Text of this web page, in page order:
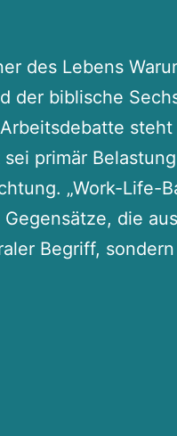
des Lebens
der biblische
primär
„Work-Life-
die
Begriff,